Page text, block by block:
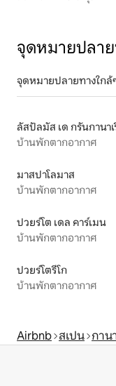
จุดหมายปลา
จุดหมายปลายทางใกล้
ลัสปัลมัส เด กรันกานาเ
บ้านพักตากอากาศ
มาสปาโลมาส
บ้านพักตากอากาศ
ปวยร์โต เดล คาร์เมน
บ้านพักตากอากาศ
ปวยร์โตรีโก
บ้านพักตากอากาศ
Airbnb สเปน กาน